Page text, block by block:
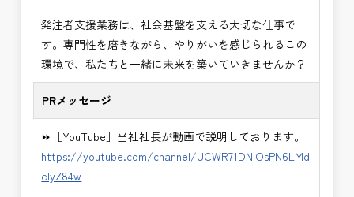
・電気工事監督支援業務
・積算技術業務
・設計コンサルティング業務（数量算出、図面の
・河川巡視支援業務
・道路許認可審査・適正化指導業務
・調査設計資料作成業務
・施工体制調査員
・建設プロジェクト・マネジメント業務
発注者支援業務は、社会基盤を支える大切な仕事で
す。専門性を磨きながら、やりがいを感じられるこの
環境で、私たちと一緒に未来を築いていきませんか？
PRメッセージ
⏩［YouTube］当社社長が動画で説明しております。
https://youtube.com/channel/UCWR71DNlOsPN6LMd
eIyZ84w